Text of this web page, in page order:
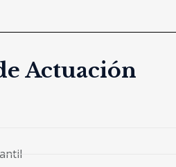
Actuación